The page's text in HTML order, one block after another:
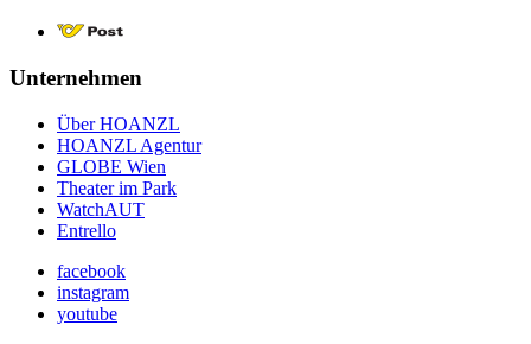
Unternehmen
Über HOANZL
HOANZL Agentur
GLOBE Wien
Theater im Park
WatchAUT
Entrello
facebook
instagram
youtube